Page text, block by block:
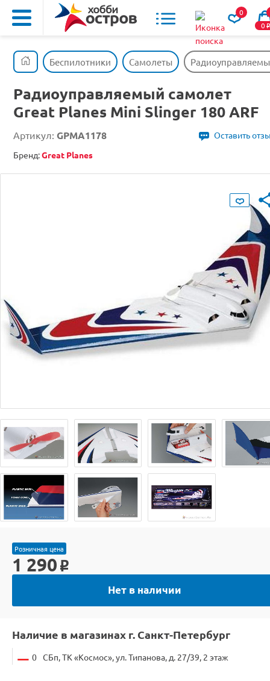
0
0o
Беспилотники Самолеты
Радиоуправляемый самолет
Great Planes Mini Slinger 180 ARF
Артикул: GPMA1178
Оставить
Бренд:Great Planes
Розничная цена
1 290 o
Нет в наличии
Наличие в магазинах г. Санкт-Петербург
0 СБп, ТК «Космос», ул. Типанова, д. 27/39, 2 этаж